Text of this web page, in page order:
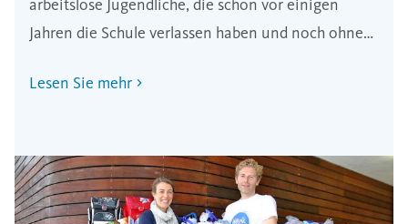
arbeitslose Jugendliche, die schon vor einigen
Jahren die Schule verlassen haben und noch ohne
Lesen Sie mehr